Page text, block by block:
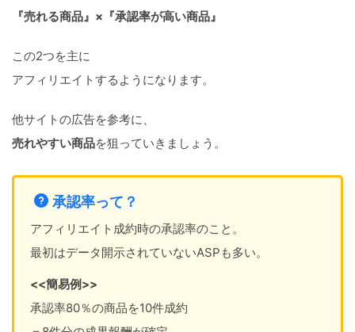
『売れる商品』×『承認率が高い商品』
この2つを主に
アフィリエイトするようになります。
他サイトの広告を参考に、
売れやすい商品を狙っていきましょう。
承認率って？
アフィリエイト成約時の承認率のこと。
最初はデータ開示されていないASPも多い。
<<簡易例>>
承認率80％の商品を10件成約